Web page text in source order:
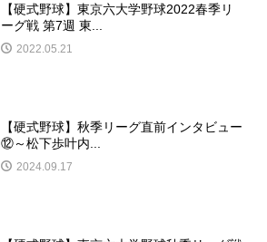
【硬式野球】東京六大学野球2022春季リ
ーグ戦 第7週 東...
2022.05.21
【硬式野球】秋季リーグ直前インタビュー
⑫～松下歩叶内...
2024.09.17